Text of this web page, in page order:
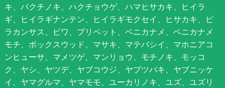
キ、バクチノキ、ハクチョウゲ、ハマヒサカキ、ヒイラ
ギ、ヒイラギナンテン、ヒイラギモクセイ、ヒサカキ、ピ
ラカンサス、ビワ、プリペット、ベニカナメ、ベニカナメ
モチ、ボックスウッド、マサキ、マテバシイ、マホニアコ
ンヒューサ、マメツゲ、マンリョウ、モチノキ、モッコ
ク、ヤシ、ヤツデ、ヤブコウジ、ヤブツバキ、ヤブニッケ
イ、ヤマグルマ、ヤマモモ、ユーカリノキ、ユズ、ユズリ